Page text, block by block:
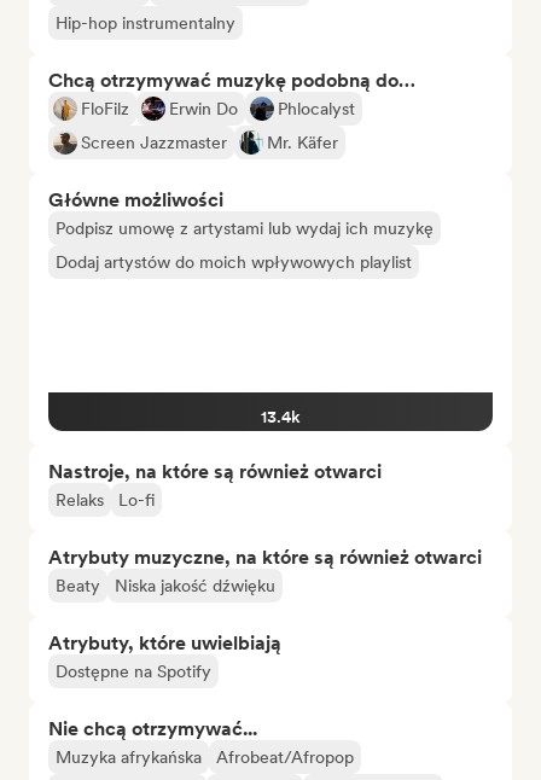
Hip-hop instrumentalny
Chcą otrzymywać muzykę podobną do…
FloFilz Erwin Do
Phlocalyst
Screen Jazzmaster
Mr. Käfer
Główne możliwości
Podpisz umowę z artystami lub wydaj ich muzykę
Dodaj artystów do moich wpływowych playlist
13.4k
Nastroje, na które są również otwarci
Relaks Lo-fi
Atrybuty muzyczne, na które są również otwarci
Beaty Niska jakość dźwięku
Atrybuty, które uwielbiają
Dostępne na Spotify
Nie chcą otrzymywać...
Muzyka afrykańska
Afrobeat/Afropop